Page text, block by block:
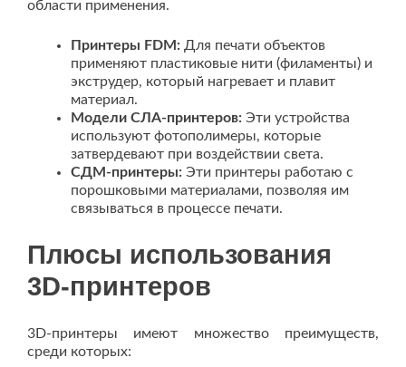
области применения.
Принтеры FDM: Для печати объектов
применяют пластиковые нити (филаменты) и
экструдер, который нагревает и плавит
материал.
Модели СЛА-принтеров: Эти устройства
используют фотополимеры, которые
затвердевают при воздействии света.
СДМ-принтеры: Эти принтеры работаю с
порошковыми материалами, позволяя им
связываться в процессе печати.
Плюсы использования
3D-принтеров
3D-принтеры имеют множество преимуществ,
среди которых: